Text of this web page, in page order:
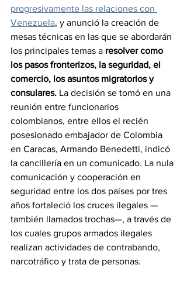
progresivamente las relaciones con
Venezuela, y anunció la creación de
mesas técnicas en las que se abordarán
los principales temas a resolver como
los pasos fronterizos, la seguridad, el
comercio, los asuntos migratorios y
consulares. La decisión se tomó en una
reunión entre funcionarios
colombianos, entre ellos el recién
posesionado embajador de Colombia
en Caracas, Armando Benedetti, indicó
la cancillería en un comunicado. La nula
comunicación y cooperación en
seguridad entre los dos países por tres
años fortaleció los cruces ilegales —
también llamados trochas—, a través de
los cuales grupos armados ilegales
realizan actividades de contrabando,
narcotráfico y trata de personas.